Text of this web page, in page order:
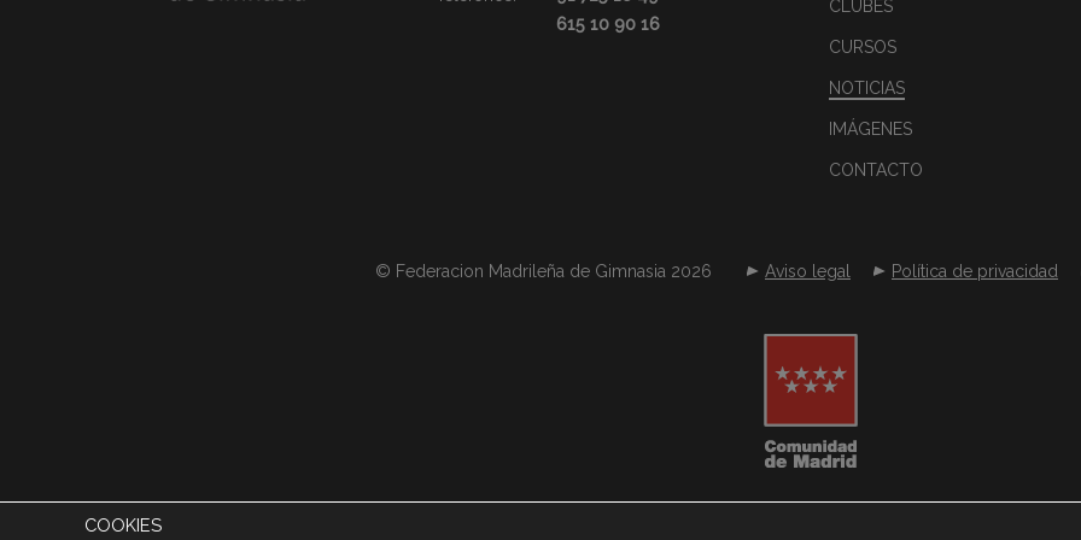
615 10 90 16
CLUBES
CURSOS
NOTICIAS
IMÁGENES
CONTACTO
© Federacion Madrileña de Gimnasia 2026 Aviso legal Política de privacidad
COOKIES